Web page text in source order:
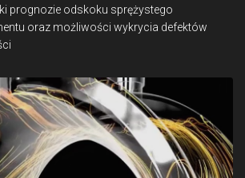
prognozie odskoku sprężystego
oraz możliwości wykrycia defektów